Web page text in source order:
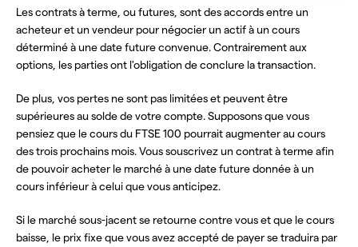
Les contrats à terme, ou futures, sont des accords entre un
acheteur et un vendeur pour négocier un actif à un cours
déterminé à une date future convenue. Contrairement aux
options, les parties ont l'obligation de conclure la transaction.
De plus, vos pertes ne sont pas limitées et peuvent être
supérieures au solde de votre compte. Supposons que vous
pensiez que le cours du FTSE 100 pourrait augmenter au cours
des trois prochains mois. Vous souscrivez un contrat à terme afin
de pouvoir acheter le marché à une date future donnée à un
cours inférieur à celui que vous anticipez.
Si le marché sous-jacent se retourne contre vous et que le cours
baisse, le prix fixe que vous avez accepté de payer se traduira par